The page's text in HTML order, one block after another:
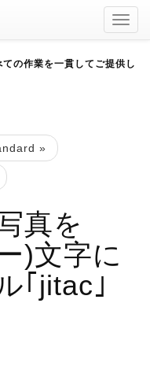
の作業を一貫してご提供し
»
真を
)文字に
｢jitac｣